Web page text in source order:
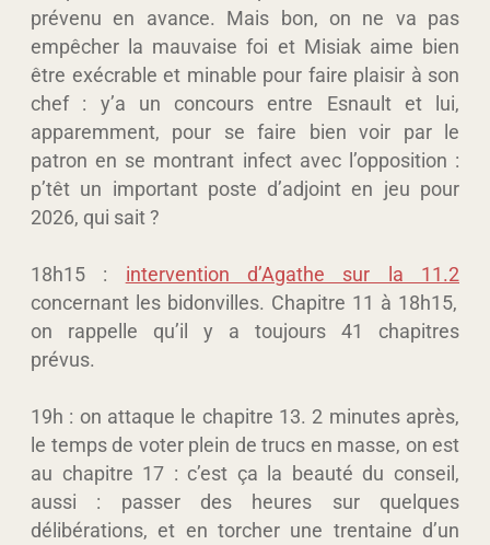
prévenu en avance. Mais bon, on ne va pas
empêcher la mauvaise foi et Misiak aime bien
être exécrable et minable pour faire plaisir à son
chef : y’a un concours entre Esnault et lui,
apparemment, pour se faire bien voir par le
patron en se montrant infect avec l’opposition :
p’têt un important poste d’adjoint en jeu pour
2026, qui sait ?
18h15 : intervention d’Agathe sur la 11.2
concernant les bidonvilles. Chapitre 11 à 18h15,
on rappelle qu’il y a toujours 41 chapitres
prévus.
19h : on attaque le chapitre 13. 2 minutes après,
le temps de voter plein de trucs en masse, on est
au chapitre 17 : c’est ça la beauté du conseil,
aussi : passer des heures sur quelques
délibérations, et en torcher une trentaine d’un